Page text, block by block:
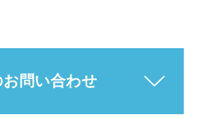
問い合わせ